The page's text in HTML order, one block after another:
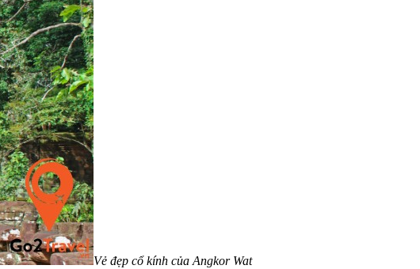
Vẻ đẹp cổ kính của Angkor Wat